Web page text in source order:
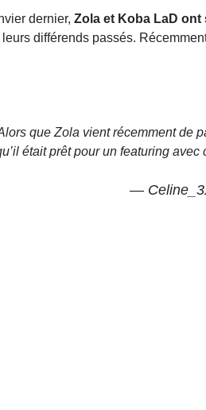
dernier, Zola et Koba LaD
différends passés.
que Zola vient récemment de
était prêt pour un featuring
—